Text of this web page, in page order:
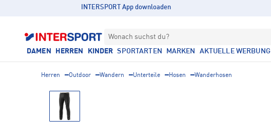
INTERSPORT App downloaden
Wonach suchst du?
DAMEN HERREN KINDER SPORTARTEN MARKEN AKTUELLE WERBUNG
Herren Outdoor Wandern Unterteile Hosen Wanderhosen